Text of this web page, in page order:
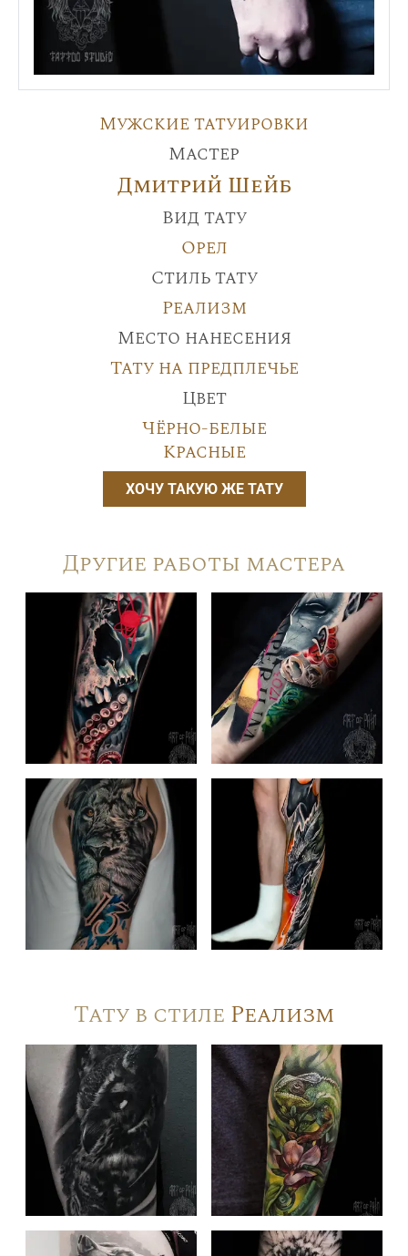
Мужские татуировки
Мастер
Дмитрий Шейб
Вид тату
Орел
Стиль тату
Реализм
Место нанесения
Тату на предплечье
Цвет
Чёрно-белые
Красные
ХОЧУ ТАКУЮ ЖЕ ТАТУ
Другие работы мастера
Тату в стиле Реализм